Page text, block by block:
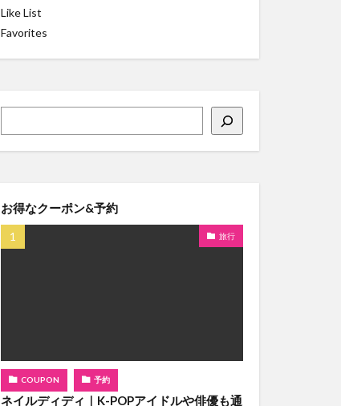
Like List
Favorites
お得なクーポン&予約
旅行
COUPON 予約
ネイルディディ｜K-POPアイドルや俳優も通